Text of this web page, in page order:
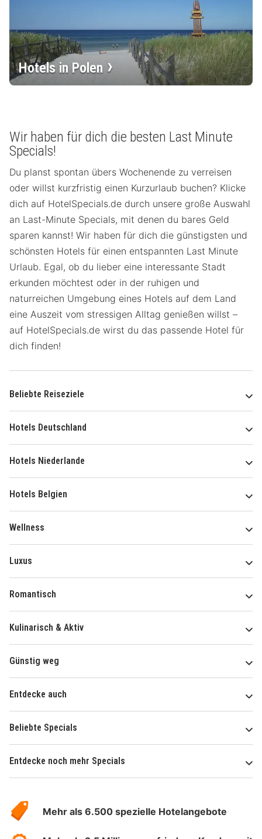
Hotels in Polen
Wir haben für dich die besten Last Minute
Specials!
Du planst spontan übers Wochenende zu verreisen
oder willst kurzfristig einen Kurzurlaub buchen? Klicke
dich auf HotelSpecials.de durch unsere große Auswahl
an Last-Minute Specials, mit denen du bares Geld
sparen kannst! Wir haben für dich die günstigsten und
schönsten Hotels für einen entspannten Last Minute
Urlaub. Egal, ob du lieber eine interessante Stadt
erkunden möchtest oder in der ruhigen und
naturreichen Umgebung eines Hotels auf dem Land
eine Auszeit vom stressigen Alltag genießen willst –
auf HotelSpecials.de wirst du das passende Hotel für
dich finden!
Beliebte Reiseziele
Hotels Deutschland
Hotels Niederlande
Hotels Belgien
Wellness
Luxus
Romantisch
Kulinarisch & Aktiv
Günstig weg
Entdecke auch
Beliebte Specials
Entdecke noch mehr Specials
Hotelspecials
Mehr als 6.500 spezielle Hotelangebote